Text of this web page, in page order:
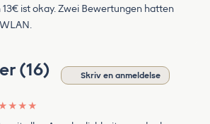
13€ ist okay. Zwei Bewertungen hatten
(16) Skriv en anmeldelse
★ ★ ★